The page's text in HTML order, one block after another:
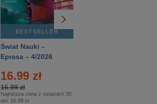
BESTSELLER
Świat Nauki –
Eprasa – 4/2026
16.99 zł
16.99 zł
Najniższa cena z ostatnich 30
dni: 16.99 zł